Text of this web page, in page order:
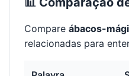
Compare ábacos-
relacionadas para